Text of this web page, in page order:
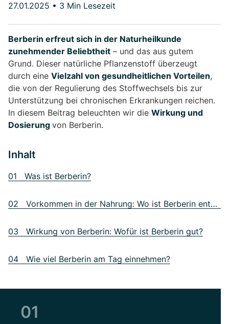
27.01.2025 • 3 Min Lesezeit
Berberin erfreut sich in der Naturheilkunde
zunehmender Beliebtheit – und das aus gutem
Grund. Dieser natürliche Pflanzenstoff überzeugt
durch eine Vielzahl von gesundheitlichen Vorteilen,
die von der Regulierung des Stoffwechsels bis zur
Unterstützung bei chronischen Erkrankungen reichen.
In diesem Beitrag beleuchten wir die Wirkung und
Dosierung von Berberin.
Inhalt
01 Was ist Berberin?
02 Vorkommen in der Nahrung: Wo ist Berberin enthalten?
03 Wirkung von Berberin: Wofür ist Berberin gut?
04 Wie viel Berberin am Tag einnehmen?
01